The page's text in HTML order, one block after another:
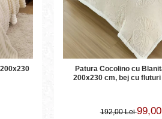
Patura Cocolino cu
200x230 cm, bej cu
192,00 Lei